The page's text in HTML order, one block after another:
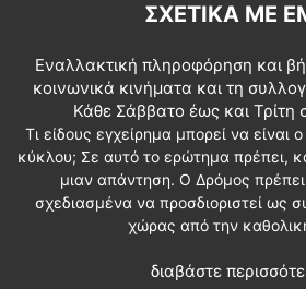
ΣΧΕΤΙΚΆ ΜΕ
Εναλλακτική πληροφόρηση και
κοινωνικά κινήματα και τη
Κάθε Σάββατο έως και Τρίτη
Τι είδους εγχείρημα μπορεί να είναι
κύκλου; Σε αυτό το ερώτημα πρέπει,
μιαν απάντηση. Ο Δρόμος πρέπει
σχεδιασμένα να προσδιοριστεί ως
χώρας από την
διαβάστε